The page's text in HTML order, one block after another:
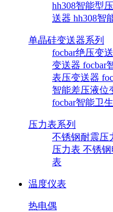
hh308智能型
送器 hh308智
单晶硅变送器系列
focbar绝压变
变送器 focbar
表压变送器
智能差压液位
focbar智能卫
压力表系列
不锈钢耐震压
压力表 不锈
表
温度仪表
热电偶